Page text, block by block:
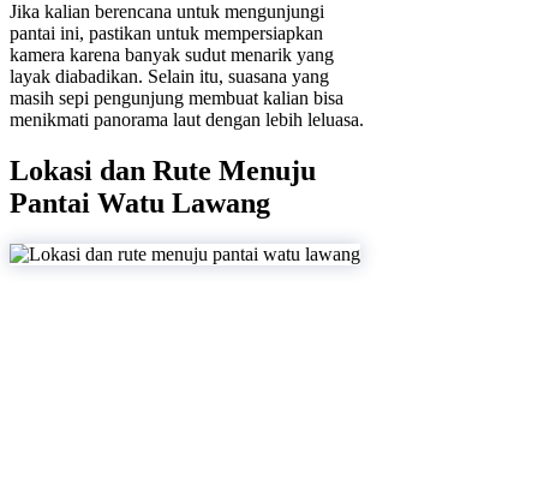
Jika kalian berencana untuk mengunjungi
pantai ini, pastikan untuk mempersiapkan
kamera karena banyak sudut menarik yang
layak diabadikan. Selain itu, suasana yang
masih sepi pengunjung membuat kalian bisa
menikmati panorama laut dengan lebih leluasa.
Lokasi dan Rute Menuju
Pantai Watu Lawang